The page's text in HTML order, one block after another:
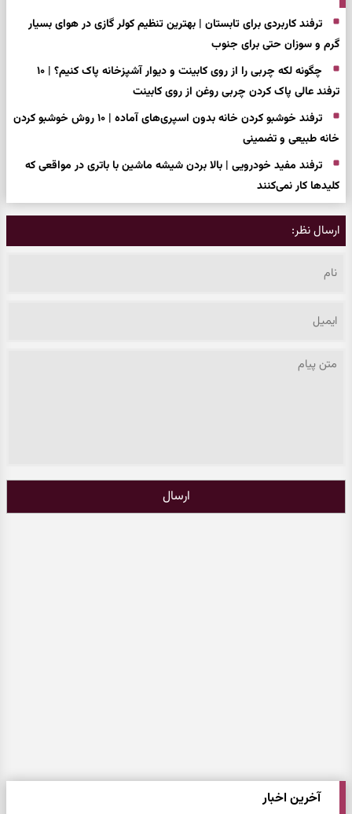
ترفند کاربردی برای تابستان | بهترین تنظیم کولر گازی در هوای بسیار
گرم و سوزان حتی برای جنوب
چگونه لکه چربی را از روی کابینت و دیوار آشپزخانه پاک کنیم؟ | ۱۰
ترفند عالی پاک کردن چربی روغن از روی کابینت
ترفند خوشبو کردن خانه بدون اسپری‌های آماده | ۱۰ روش خوشبو کردن
خانه طبیعی و تضمینی
ترفند مفید خودرویی | بالا بردن شیشه ماشین با باتری در مواقعی که
کلیدها کار نمی‌کنند
ارسال نظر:
ارسال
آخرین اخبار